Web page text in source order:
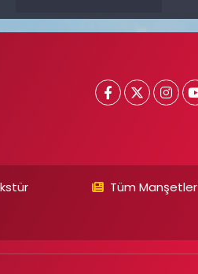
Tüm Manşetler